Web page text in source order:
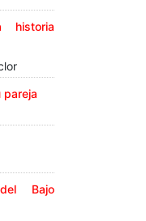
historia
pareja
Bajo